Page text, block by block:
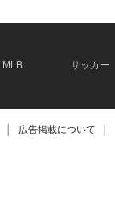
MLB サッカー
広告掲載について